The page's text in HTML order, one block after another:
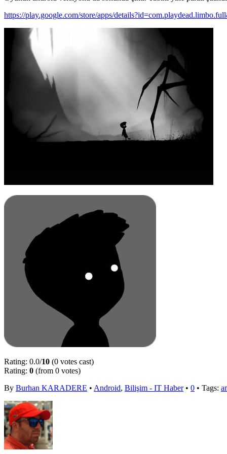
https://play.google.com/store/apps/
Rating: 0.0/10 (0 votes cast)
Rating: 0 (from 0 votes)
By Burhan KARADERE • Android, Bilişim - IT Haber• 0 • Tags: